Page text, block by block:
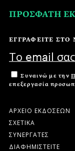
ΠΡΟΣΦΑΤΗ
ΕΓΓΡΑΦΕΙΤΕ ΣΤΟ
Συναινώ με την
επεξεργασία
ΑΡΧΕΙΟ ΕΚΔΟΣΕΩΝ
ΣΧΕΤΙΚΑ
ΣΥΝΕΡΓΑΤΕΣ
ΔΙΑΦΗΜΙΣΤΕΙΤΕ